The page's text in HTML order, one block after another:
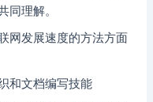
同理解。
网发展速度的方法方面
和文档编写技能